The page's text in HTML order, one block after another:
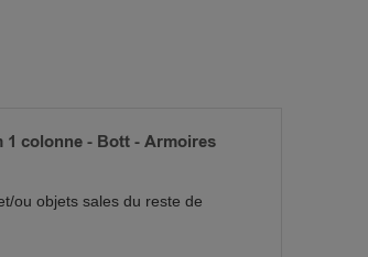
1 colonne - Bott - Armoires
ou objets sales du reste de